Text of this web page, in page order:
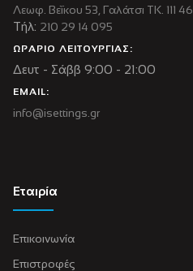
Λεωφ. Βεΐκου 53, Γαλάτσι ΤΚ. 111 46
Τήλ: 210 29 14 095
ΩΡΑΡΙΟ ΛΕΙΤΟΥΡΓΙΑΣ:
Δευτ - Σάββ 9:00 - 21:00
EMAIL:
info@isettings.gr
Εταιρία
Επικοινωνία
Επιστροφές